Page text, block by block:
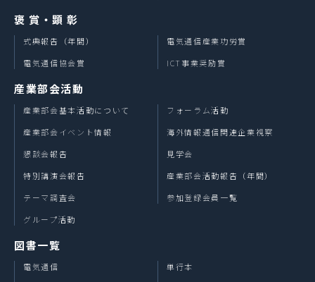
褒 賞・顕 彰
式典報告（年間）
電気通信協会賞
電気通信産業功労賞
ICT事業奨励賞
産業部会活動
産業部会基本活動について
産業部会イベント情報
懇談会報告
特別講演会報告
テーマ調査会
グループ活動
フォーラム活動
海外情報通信関連企業視察
見学会
産業部会活動報告（年間）
参加登録会員一覧
図書一覧
電気通信
単行本